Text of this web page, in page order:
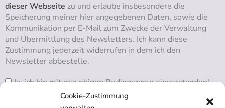
Cookie-Zustimmung
dieser Webseite zu und erlaube insbesondere die
Speicherung meiner hier angegebenen Daten, sowie die
Kommunikation per E-Mail zum Zwecke der Verwaltung
und Übermittlung des Newsletters. Ich kann diese
Zustimmung jederzeit widerrufen in dem ich den
Newsletter abbestelle.
Ja, ich bin mit den obigen Bedingungen einverstanden!